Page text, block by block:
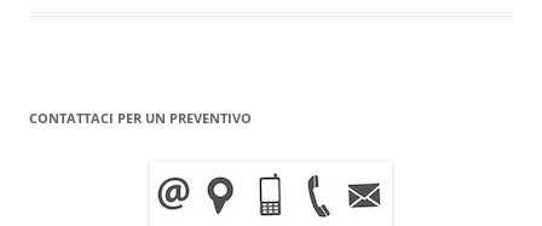
CONTATTACI PER UN PREVENTIVO